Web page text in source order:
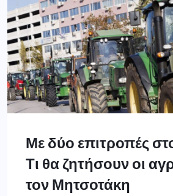
Με δύο επιτροπές
Τι θα ζητήσουν οι
τον Μητσοτάκη